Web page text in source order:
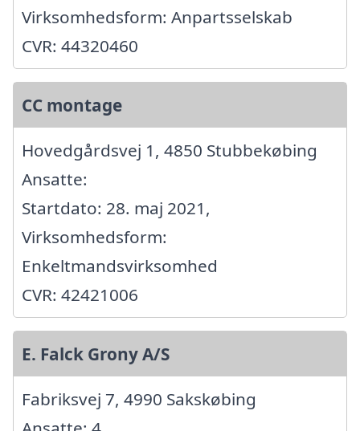
Virksomhedsform: Anpartsselskab
CVR: 44320460
CC montage
Hovedgårdsvej 1, 4850 Stubbekøbing
Ansatte:
Startdato: 28. maj 2021,
Virksomhedsform:
Enkeltmandsvirksomhed
CVR: 42421006
E. Falck Grony A/S
Fabriksvej 7, 4990 Sakskøbing